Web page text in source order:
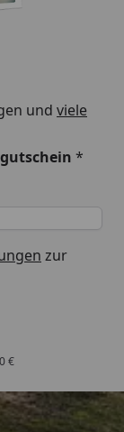
und viele
*
zur
€